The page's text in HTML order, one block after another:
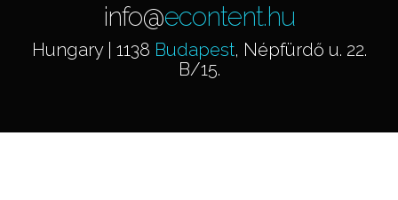
info@econtent.hu
Hungary | 1138 Budapest, Népfürdő u. 22.
B/15.